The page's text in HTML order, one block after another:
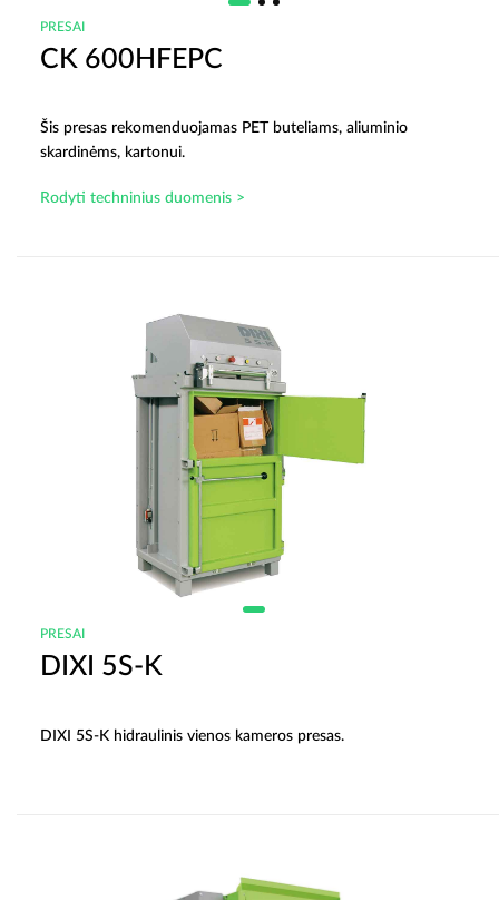
PRESAI
CK 600HFEPC
Šis presas rekomenduojamas PET buteliams, aliuminio
skardinėms, kartonui.
Rodyti techninius duomenis >
PRESAI
DIXI 5S-K
DIXI 5S-K hidraulinis vienos kameros presas.